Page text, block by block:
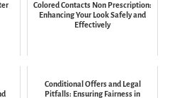
Colored Contacts Non Prescription:
Enhancing Your Look Safely and
Effectively
Conditional Offers and Legal
Pitfalls: Ensuring Fairness in